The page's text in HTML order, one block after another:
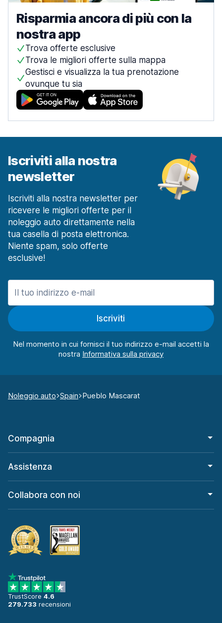
Risparmia ancora di più con la
nostra app
Trova offerte esclusive
Trova le migliori offerte sulla mappa
Gestisci e visualizza la tua prenotazione
ovunque tu sia
Iscriviti alla nostra
newsletter
Iscriviti alla nostra newsletter per
ricevere le migliori offerte per il
noleggio auto direttamente nella
tua casella di posta elettronica.
Niente spam, solo offerte
esclusive!
Iscriviti
Nel momento in cui fornisci il tuo indirizzo e-mail accetti la
nostra
Noleggio auto Spain Pueblo Mascarat
Compagnia
Assistenza
Collabora con noi
TrustScore 4.6
279.733 recensioni